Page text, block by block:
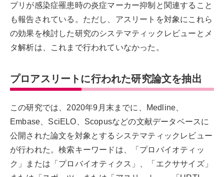
プリが感染症罹患時の炎症マーカー抑制と関連すること
も報告されている。ただし、アスリートを対象にこれら
の効果を検討した研究のシステマティックレビューとメ
タ解析は、これまで行われていなかった。
プロアスリートに行われた研究論文を抽出
この研究では、2020年9月末までに、Medline、
Embase、SciELO、Scopusなどの文献データベースに
公開された論文を対象とするシステマティックレビュー
が行われた。検索キーワードは、「プロバイオティッ
ク」または「プロバイオティクス」、「エクササイズ」